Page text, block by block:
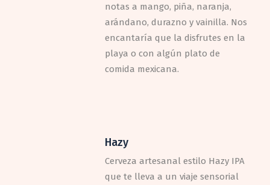
notas a mango, piña, naranja,
arándano, durazno y vainilla. Nos
encantaría que la disfrutes en la
playa o con algún plato de
comida mexicana.
Hazy
Cerveza artesanal estilo Hazy IPA
que te lleva a un viaje sensorial